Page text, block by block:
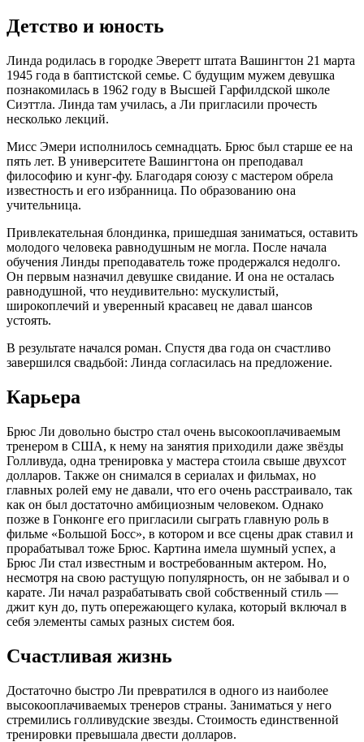
Детство и юность
Линда родилась в городке Эверетт штата Вашингтон 21 марта
1945 года в баптистской семье. С будущим мужем девушка
познакомилась в 1962 году в Высшей Гарфилдской школе
Сиэттла. Линда там училась, а Ли пригласили прочесть
несколько лекций.
Мисс Эмери исполнилось семнадцать. Брюс был старше ее на
пять лет. В университете Вашингтона он преподавал
философию и кунг-фу. Благодаря союзу с мастером обрела
известность и его избранница. По образованию она
учительница.
Привлекательная блондинка, пришедшая заниматься, оставить
молодого человека равнодушным не могла. После начала
обучения Линды преподаватель тоже продержался недолго.
Он первым назначил девушке свидание. И она не осталась
равнодушной, что неудивительно: мускулистый,
широкоплечий и уверенный красавец не давал шансов
устоять.
В результате начался роман. Спустя два года он счастливо
завершился свадьбой: Линда согласилась на предложение.
Карьера
Брюс Ли довольно быстро стал очень высокооплачиваемым
тренером в США, к нему на занятия приходили даже звёзды
Голливуда, одна тренировка у мастера стоила свыше двухсот
долларов. Также он снимался в сериалах и фильмах, но
главных ролей ему не давали, что его очень расстраивало, так
как он был достаточно амбициозным человеком. Однако
позже в Гонконге его пригласили сыграть главную роль в
фильме «Большой Босс», в котором и все сцены драк ставил и
прорабатывал тоже Брюс. Картина имела шумный успех, а
Брюс Ли стал известным и востребованным актером. Но,
несмотря на свою растущую популярность, он не забывал и о
карате. Ли начал разрабатывать свой собственный стиль —
джит кун до, путь опережающего кулака, который включал в
себя элементы самых разных систем боя.
Счастливая жизнь
Достаточно быстро Ли превратился в одного из наиболее
высокооплачиваемых тренеров страны. Заниматься у него
стремились голливудские звезды. Стоимость единственной
тренировки превышала двести долларов.